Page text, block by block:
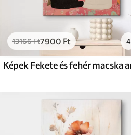
13166Ft7900 Ft 4